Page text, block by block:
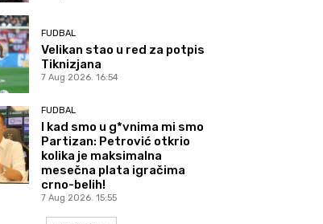
FUDBAL
Velikan stao u red za potpis
Tiknizjana
7 Aug 2026. 16:54
FUDBAL
I kad smo u g*vnima mi smo
Partizan: Petrović otkrio
kolika je maksimalna
mesečna plata igračima
crno-belih!
7 Aug 2026. 15:55